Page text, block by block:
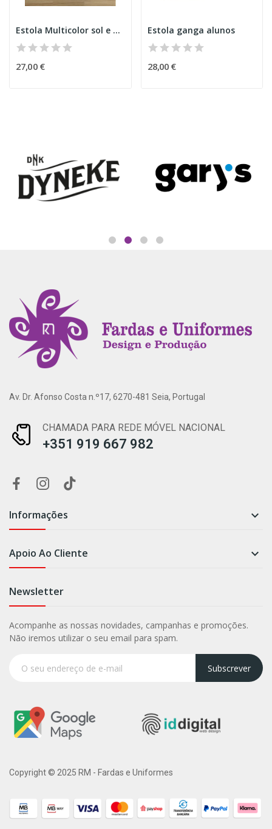
Estola Multicolor sol e nuvem
27,00 €
Estola ganga alunos
28,00 €
Av. Dr. Afonso Costa n.º17, 6270-481 Seia, Portugal
CHAMADA PARA REDE MÓVEL NACIONAL
+351 919 667 982
Informações 
Apoio Ao Cliente 
Newsletter
Acompanhe as nossas novidades, campanhas e promoções.
Não iremos utilizar o seu email para spam.
Subscrever
Copyright © 2025 RM - Fardas e Uniformes